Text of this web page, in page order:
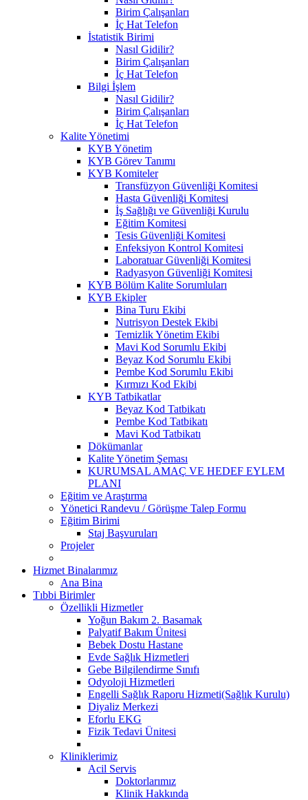
Birim Çalışanları
İç Hat Telefon
İstatistik Birimi
Nasıl Gidilir?
Birim Çalışanları
İç Hat Telefon
Bilgi İşlem
Nasıl Gidilir?
Birim Çalışanları
İç Hat Telefon
Kalite Yönetimi
KYB Yönetim
KYB Görev Tanımı
KYB Komiteler
Transfüzyon Güvenliği Komitesi
Hasta Güvenliği Komitesi
İş Sağlığı ve Güvenliği Kurulu
Eğitim Komitesi
Tesis Güvenliği Komitesi
Enfeksiyon Kontrol Komitesi
Laboratuar Güvenliği Komitesi
Radyasyon Güvenliği Komitesi
KYB Bölüm Kalite Sorumluları
KYB Ekipler
Bina Turu Ekibi
Nutrisyon Destek Ekibi
Temizlik Yönetim Ekibi
Mavi Kod Sorumlu Ekibi
Beyaz Kod Sorumlu Ekibi
Pembe Kod Sorumlu Ekibi
Kırmızı Kod Ekibi
KYB Tatbikatlar
Beyaz Kod Tatbikatı
Pembe Kod Tatbikatı
Mavi Kod Tatbikatı
Dökümanlar
Kalite Yönetim Şeması
KURUMSAL AMAÇ VE HEDEF EYLEM
PLANI
Eğitim ve Araştırma
Yönetici Randevu / Görüşme Talep Formu
Eğitim Birimi
Staj Başvuruları
Projeler
Hizmet Binalarımız
Ana Bina
Tıbbi Birimler
Özellikli Hizmetler
Yoğun Bakım 2. Basamak
Palyatif Bakım Ünitesi
Bebek Dostu Hastane
Evde Sağlık Hizmetleri
Gebe Bilgilendirme Sınıfı
Odyoloji Hizmetleri
Engelli Sağlık Raporu Hizmeti(Sağlık Kurulu)
Diyaliz Merkezi
Eforlu EKG
Fizik Tedavi Ünitesi
Kliniklerimiz
Acil Servis
Doktorlarımız
Klinik Hakkında